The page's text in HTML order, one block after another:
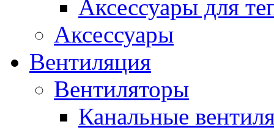
Аксессуары для
Аксессуары
Вентиляция
Вентиляторы
Канальные